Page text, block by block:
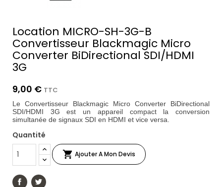
Location MICRO-SH-3G-B
Convertisseur Blackmagic Micro
Converter BiDirectional SDI/HDMI
3G
9,00 € TTC
Le Convertisseur Blackmagic Micro Converter BiDirectional
SDI/HDMI 3G est un appareil compact la conversion
simultanée de signaux SDI en HDMI et vice versa.
Quantité
 Ajouter A Mon Devis